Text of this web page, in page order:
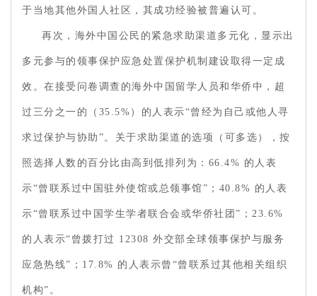
于当地其他外国人社区，其成功经验被普遍认可。
再次，海外中国公民的紧急求助渠道多元化，显示出
多元参与的领事保护应急处置保护机制建设取得一定成
效。在接受问卷调查的海外中国留学人员和华侨中，超
过三分之一的（35.5%）的人表示“曾经为自己或他人寻
求过保护与协助”。关于求助渠道的选项（可多选），按
照选择人数的百分比由高到低排列为：66.4% 的人表
示“曾联系过中国驻外使馆或总领事馆”；40.8% 的人表
示“曾联系过中国学生学者联合会或华侨社团”；23.6%
的人表示“曾拨打过 12308 外交部全球领事保护与服务
应急热线”；17.8% 的人表示曾“曾联系过其他相关组织
机构”。